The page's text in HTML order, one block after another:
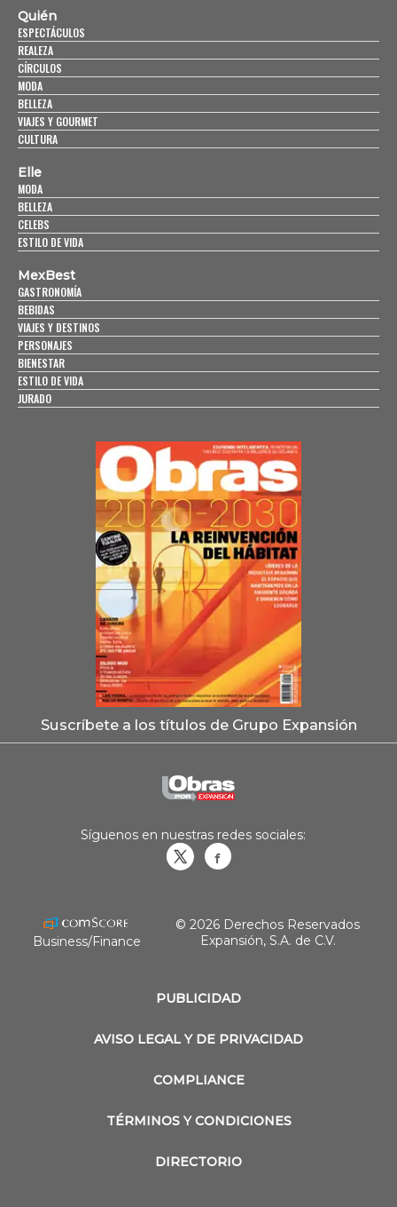
Quién
ESPECTÁCULOS
REALEZA
CÍRCULOS
MODA
BELLEZA
VIAJES Y GOURMET
CULTURA
Elle
MODA
BELLEZA
CELEBS
ESTILO DE VIDA
MexBest
GASTRONOMÍA
BEBIDAS
VIAJES Y DESTINOS
PERSONAJES
BIENESTAR
ESTILO DE VIDA
JURADO
Suscríbete a los títulos de Grupo Expansión
PUBLICIDAD
AVISO LEGAL Y DE PRIVACIDAD
COMPLIANCE
TÉRMINOS Y CONDICIONES
DIRECTORIO
Síguenos en nuestras redes sociales:
Business/Finance
© 2026 Derechos Reservados
Expansión, S.A. de C.V.